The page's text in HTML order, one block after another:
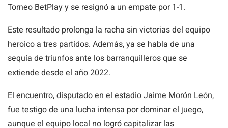
Torneo BetPlay y se resignó a un empate por 1-1.
Este resultado prolonga la racha sin victorias del equipo
heroico a tres partidos. Además, ya se habla de una
sequía de triunfos ante los barranquilleros que se
extiende desde el año 2022.
El encuentro, disputado en el estadio Jaime Morón León,
fue testigo de una lucha intensa por dominar el juego,
aunque el equipo local no logró capitalizar las